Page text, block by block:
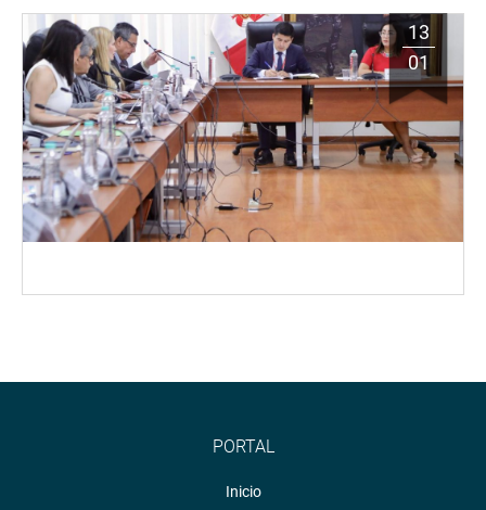
13
01
PORTAL
Inicio